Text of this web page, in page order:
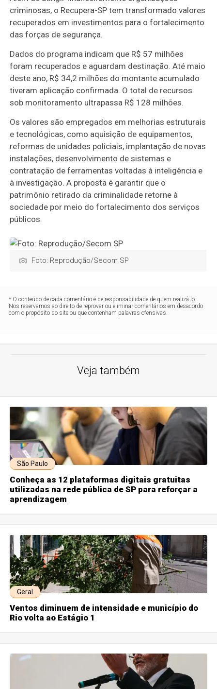
criminosas, o Recupera-SP tem transformado valores
recuperados em investimentos para o fortalecimento
das forças de segurança.
Dados do programa indicam que R$ 57 milhões
foram recuperados e aguardam destinação. Até maio
deste ano, R$ 34,2 milhões do montante acumulado
tiveram aplicação confirmada. O total de recursos
sob monitoramento ultrapassa R$ 128 milhões.
Os valores são empregados em melhorias estruturais
e tecnológicas, como aquisição de equipamentos,
reformas de unidades policiais, implantação de novas
instalações, desenvolvimento de sistemas e
contratação de ferramentas voltadas à inteligência e
à investigação. A proposta é garantir que o
patrimônio retirado da criminalidade retorne à
sociedade por meio do fortalecimento dos serviços
públicos.
Foto: Reprodução/Secom SP
* O conteúdo de cada comentário é de responsabilidade de quem realizá-lo.
Nos reservamos ao direito de reprovar ou eliminar comentários em desacordo
com o propósito do site ou que contenham palavras ofensivas.
Veja também
São Paulo
Conheça as 12 plataformas digitais gratuitas
utilizadas na rede pública de SP para reforçar a
aprendizagem
Geral
Ventos diminuem de intensidade e município do
Rio volta ao Estágio 1